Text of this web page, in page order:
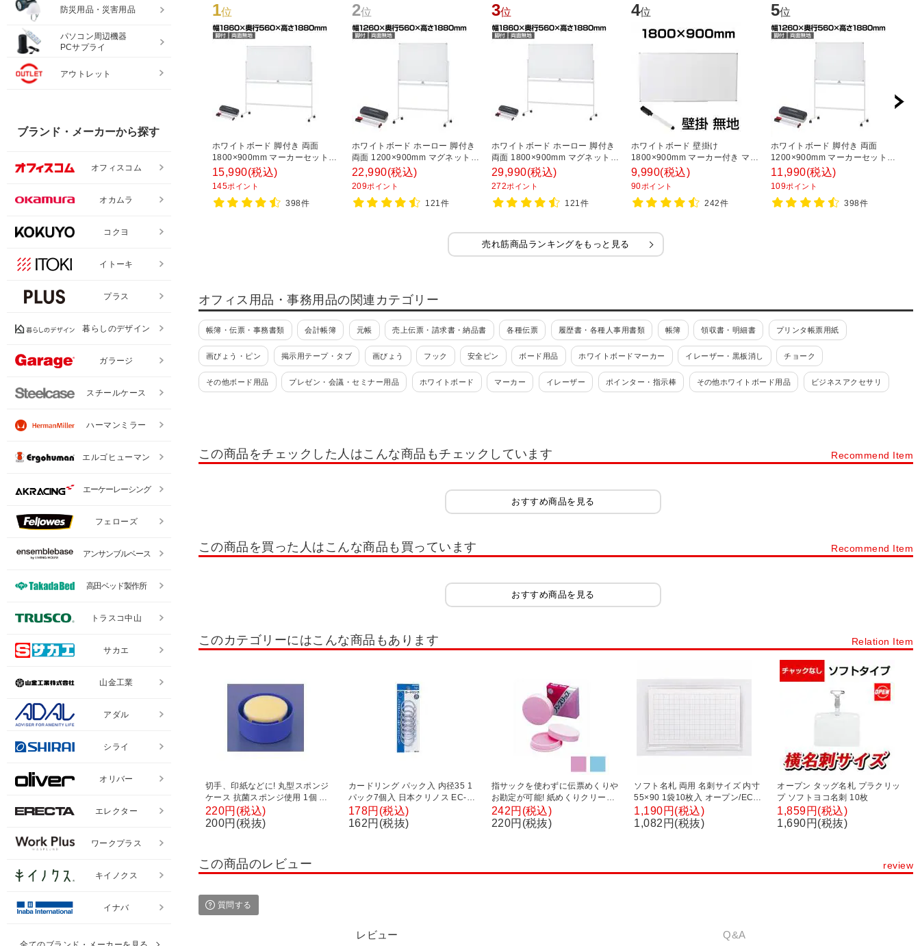
1位
ホワイトボード 脚付き 両面
1800×900mm マーカーセット付
き マグネット対応 OC-
WB1890R2 白板
15,990(税込)
145ポイント
398件
2位
ホワイトボード ホーロー 脚付き
両面 1200×900mm マグネット対
応 OC-WBH1290R2 白板
22,990(税込)
209ポイント
121件
3位
ホワイトボード ホーロー 脚付き
両面 1800×900mm マグネット対
応 OC-WBH1890R2 白板
29,990(税込)
272ポイント
121件
4位
ホワイトボード 壁掛け
1800×900mm マーカー付き マグ
ネット対応 5.8kg OC-WB1890W
白板
9,990(税込)
90ポイント
242件
5位
ホワイトボード 脚付き 両面
1200×900mm マーカーセット付
き マグネット対応 OC-
WB1290R2 白板
11,990(税込)
109ポイント
398件
売れ筋商品ランキングをもっと見る
オフィス用品・事務用品の関連カテゴリー
帳簿・伝票・事務書類 会計帳簿 元帳 売上伝票・請求書・納品書 各種伝票 履歴書・各種人事用書類 帳簿 領収書・明細書 プリンタ帳票用紙
画びょう・ピン 掲示用テープ・タブ 画びょう フック 安全ピン ボード用品 ホワイトボードマーカー イレーザー・黒板消し チョーク
その他ボード用品 プレゼン・会議・セミナー用品 ホワイトボード マーカー イレーザー ポインター・指示棒 その他ホワイトボード用品 ビジネスアクセサリ
この商品をチェックした人はこんな商品もチェックしています Recommend Item
おすすめ商品を見る
この商品を買った人はこんな商品も買っています Recommend Item
おすすめ商品を見る
このカテゴリーにはこんな商品もあります Relation Item
切手、印紙などに! 丸型スポンジ
ケース 抗菌スポンジ使用 1個 オ
ープン EC-R-1
220円(税込)
200円(税抜)
カードリング パック入 内径35 1
パック7個入 日本クリノス EC-
CR-1P
178円(税込)
162円(税抜)
指サックを使わずに伝票めくりや
お勘定が可能! 紙めくりクリーム
ノンスリップ 11g 1個 ヤマト EC-
NS-20
242円(税込)
220円(税抜)
ソフト名札 両用 名刺サイズ 内寸
55×90 1袋10枚入 オープン/EC-
N-4
1,190円(税込)
1,082円(税抜)
オープン タッグ名札 プラクリッ
プ ソフトヨコ名刺 10枚
1,859円(税込)
1,690円(税抜)
この商品のレビュー review
質問する
レビュー Q&A
防災用品・災害用品
パソコン周辺機器
PCサプライ
アウトレット
ブランド・メーカーから探す
オフィスコム
オカムラ
コクヨ
イトーキ
プラス
暮らしのデザイン
ガラージ
スチールケース
ハーマンミラー
エルゴヒューマン
エーケーレーシング
フェローズ
アンサンブルベース
高田ベッド製作所
トラスコ中山
サカエ
山金工業
アダル
シライ
オリバー
エレクター
ワークプラス
キイノクス
イナバ